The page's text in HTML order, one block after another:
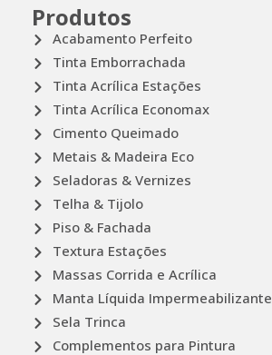
Produtos
Acabamento Perfeito
Tinta Emborrachada
Tinta Acrílica Estações
Tinta Acrílica Economax
Cimento Queimado
Metais & Madeira Eco
Seladoras & Vernizes
Telha & Tijolo
Piso & Fachada
Textura Estações
Massas Corrida e Acrílica
Manta Líquida Impermeabilizante
Sela Trinca
Complementos para Pintura